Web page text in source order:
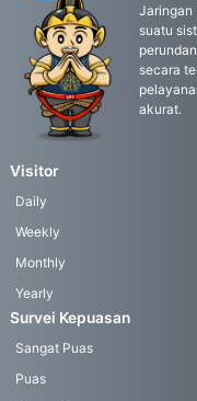
Jaringan
suatu
secara
akurat.
Visitor
Daily
Weekly
Monthly
Yearly
Survei Kepuasan
Sangat Puas
Puas